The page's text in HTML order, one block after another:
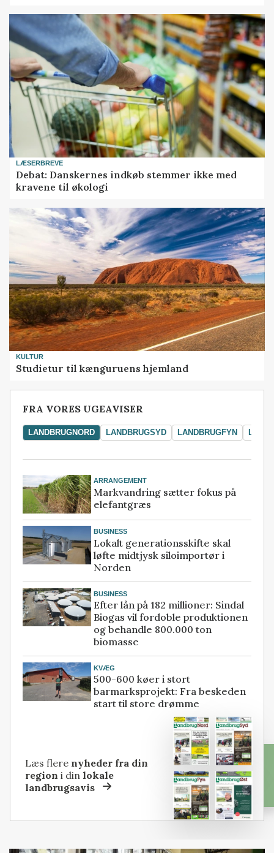
LÆSERBREVE
Debat: Danskernes indkøb stemmer ikke med
kravene til økologi
KULTUR
Studietur til kænguruens hjemland
FRA VORES UGEAVISER
LANDBRUGNORD LANDBRUGSYD LANDBRUGFYN
ARRANGEMENT
Markvandring sætter fokus på
elefantgræs
BUSINESS
Lokalt generationsskifte skal
løfte midtjysk siloimportør i
Norden
BUSINESS
Efter lån på 182 millioner: Sindal
Biogas vil fordoble produktionen
og behandle 800.000 ton
biomasse
KVÆG
500-600 køer i stort
barmarksprojekt: Fra beskeden
start til store drømme
Læs flere nyheder fra din
region i dinlokale
landbrugsavis